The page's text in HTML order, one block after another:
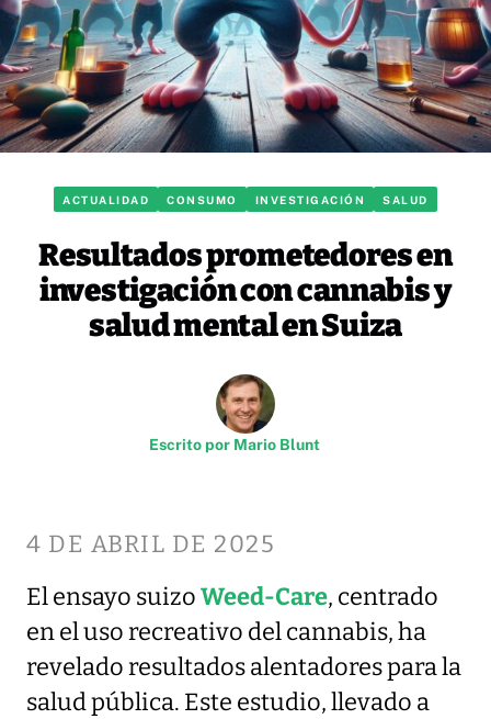
ACTUALIDAD CONSUMO INVESTIGACIÓN SALUD
Resultados prometedores en
investigación con cannabis y
salud mental en Suiza
Escrito por Mario Blunt
4 DE ABRIL DE 2025
El ensayo suizoWeed-Care, centrado
en el uso recreativo del cannabis, ha
revelado resultados alentadores para la
salud pública. Este estudio, llevado a